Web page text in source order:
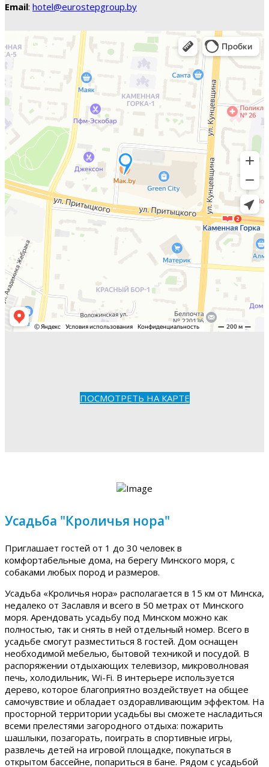
Email: hotel@eurostepgroup.by
ПОСМОТРЕТЬ НА КАРТЕ
Усадьба "Кроличья нора"
Приглашает гостей от 1 до 30 человек в
комфортабельные дома, на берегу Минского моря, с
собаками любых пород и размеров.
Усадьба «Кроличья нора» располагается в 15 км от Минска,
недалеко от Заславля и всего в 50 метрах от Минского
моря. Арендовать усадьбу под Минском можно как
полностью, так и снять в ней отдельный номер. Всего в
усадьбе смогут разместиться 8 гостей. Дом оснащен
необходимой мебелью, бытовой техникой и посудой. В
распоряжении отдыхающих телевизор, микроволновая
печь, холодильник, Wi-Fi. В интерьере используется
дерево, которое благоприятно воздействует на общее
самочувствие и обладает оздоравливающим эффектом. На
просторной территории усадьбы вы сможете насладиться
всеми прелестями загородного отдыха: пожарить
шашлыки, позагорать, поиграть в спортивные игры,
развлечь детей на игровой площадке, покупаться в
открытом бассейне, попариться в бане. Рядом с усадьбой